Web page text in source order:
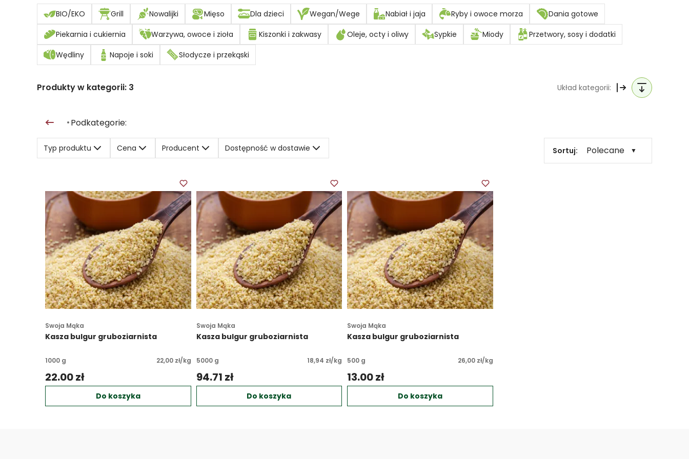
BIO/EKO Grill Nowalijki Mięso Dla dzieci Wegan/Wege Nabiał i jaja Ryby i owoce morza
Dania gotowe
Piekarnia i cukiernia
Warzywa, owoce i zioła Kiszonki i zakwasy Oleje, octy i oliwy Sypkie Miody
Przetwory, sosy i dodatki
Wędliny
Napoje i soki Słodycze i przekąski
Produkty w kategorii: 3 Układ kategorii:
• Podkategorie:
Typ produktu Cena Producent Dostępność w dostawie Sortuj: Polecane ▼
Swoja Mąka
Kasza bulgur gruboziarnista
1000 g 22,00 zł/kg
22.00 zł
Do koszyka
Swoja Mąka
Kasza bulgur gruboziarnista
5000 g 18,94 zł/kg
94.71 zł
Do koszyka
Swoja Mąka
Kasza bulgur gruboziarnista
500 g 26,00 zł/kg
13.00 zł
Do koszyka